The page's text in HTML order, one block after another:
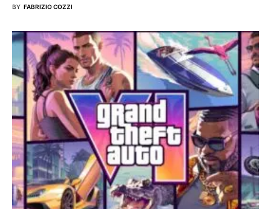
BY FABRIZIO COZZI